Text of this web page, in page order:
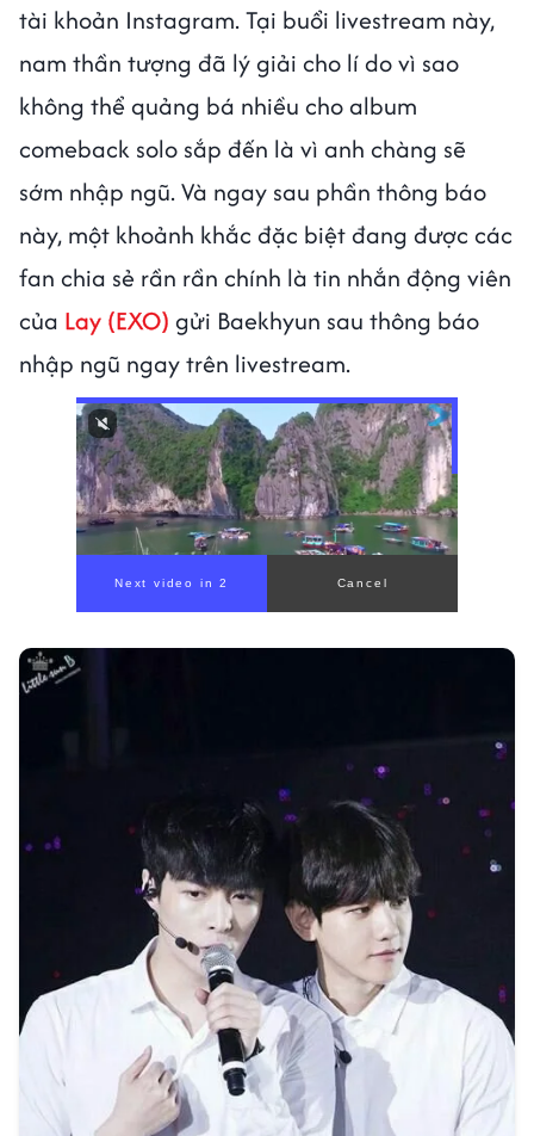
tài khoản Instagram. Tại buổi livestream này,
nam thần tượng đã lý giải cho lí do vì sao
không thể quảng bá nhiều cho album
comeback solo sắp đến là vì anh chàng sẽ
sớm nhập ngũ. Và ngay sau phần thông báo
này, một khoảnh khắc đặc biệt đang được các
fan chia sẻ rần rần chính là tin nhắn động viên
của Lay (EXO) gửi Baekhyun sau thông báo
nhập ngũ ngay trên livestream.